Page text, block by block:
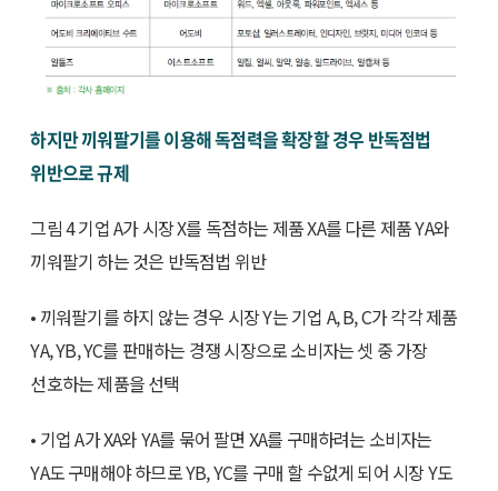
하지만 끼워팔기를 이용해 독점력을 확장할 경우 반독점법
위반으로 규제
그림 4 기업 A가 시장 X를 독점하는 제품 XA를 다른 제품 YA와
끼워팔기 하는 것은 반독점법 위반
• 끼워팔기를 하지 않는 경우 시장 Y는 기업 A, B, C가 각각 제품
YA, YB, YC를 판매하는 경쟁 시장으로 소비자는 셋 중 가장
선호하는 제품을 선택
• 기업 A가 XA와 YA를 묶어 팔면 XA를 구매하려는 소비자는
YA도 구매해야 하므로 YB, YC를 구매 할 수없게 되어 시장 Y도